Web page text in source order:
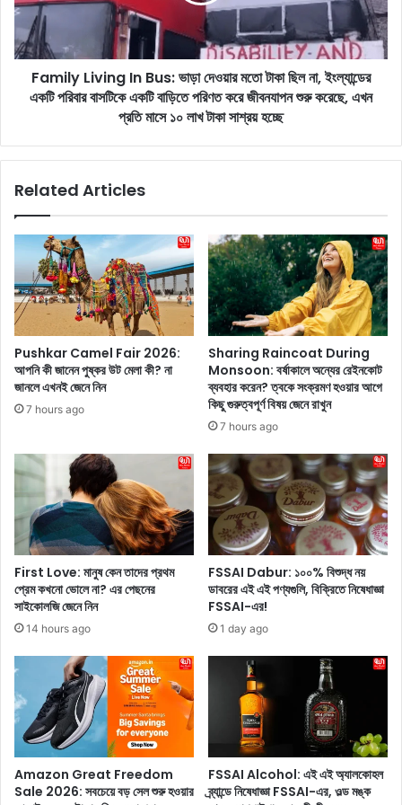
o
n
s
:
স
ক্ত
ম্প
র্ক
গ
ড়ে
তু
লু
L
i
v
u
ভা
ড়া
দে
ও
য়া
র
ম
তো
কা
ল
না
ন্ডে
র
এ
ক
টি
র
বা
টি
কে
এ
Family Living In Bus: ভাড়া দেওয়ার মতো টাকা ছিল না, ইংল্যান্ডের
একটি পরিবার বাসটিকে একটি বাড়িতে পরিণত করে জীবনযাপন শুরু করেছে, এখন
প্রতি মাসে ১০ লাখ টাকা সাশ্রয় হচ্ছে
Related Articles
Pushkar Camel Fair 2026:
আপনি কী জানেন পুষ্কর উট মেলা কী? না
জানলে এখনই জেনে নিন
7 hours ago
Sharing Raincoat During
Monsoon: বর্ষাকালে অন্যের রেইনকোট
ব্যবহার করেন? ত্বকে সংক্রমণ হওয়ার আগে
কিছু গুরুত্বপূর্ণ বিষয় জেনে রাখুন
7 hours ago
First Love: মানুষ কেন তাদের প্রথম
প্রেম কখনো ভোলে না? এর পেছনের
সাইকোলজি জেনে নিন
14 hours ago
FSSAI Dabur: ১০০% বিশুদ্ধ নয়
ডাবরের এই এই পণ্যগুলি, বিক্রিতে নিষেধাজ্ঞা
FSSAI-এর!
1 day ago
Amazon Great Freedom
Sale 2026: সবচেয়ে বড় সেল শুরু হওয়ার
FSSAI Alcohol: এই এই অ্যালকোহল
ব্র্যান্ডে নিষেধাজ্ঞা FSSAI-এর, ওল্ড মঙ্ক